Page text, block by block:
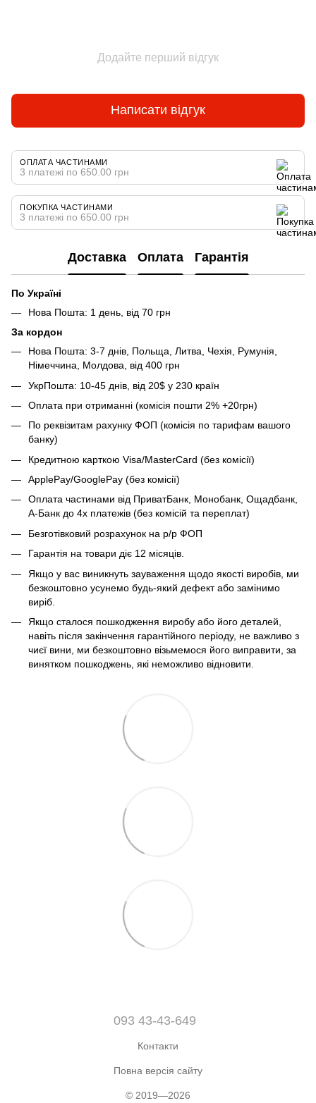
Додайте перший відгук
Написати відгук
ОПЛАТА ЧАСТИНАМИ
3 платежі по 650.00 грн
ПОКУПКА ЧАСТИНАМИ
3 платежі по 650.00 грн
Доставка Оплата Гарантія
По Україні
Нова Пошта: 1 день, від 70 грн
За кордон
Нова Пошта: 3-7 днів, Польща, Литва, Чехія, Румунія,
Німеччина, Молдова, від 400 грн
УкрПошта: 10-45 днів, від 20$ у 230 країн
Оплата при отриманні (комісія пошти 2% +20грн)
По реквізитам рахунку ФОП (комісія по тарифам вашого
банку)
Кредитною карткою Visa/MasterCard (без комісії)
ApplePay/GooglePay (без комісії)
Оплата частинами від ПриватБанк, Монобанк, Ощадбанк,
А-Банк до 4х платежів (без комісій та переплат)
Безготівковий розрахунок на р/р ФОП
Гарантія на товари діє 12 місяців.
Якщо у вас виникнуть зауваження щодо якості виробів, ми
безкоштовно усунемо будь-який дефект або замінимо
виріб.
Якщо сталося пошкодження виробу або його деталей,
навіть після закінчення гарантійного періоду, не важливо з
чиєї вини, ми безкоштовно візьмемося його виправити, за
винятком пошкоджень, які неможливо відновити.
093 43-43-649
Контакти
Повна версія сайту
© 2019—2026